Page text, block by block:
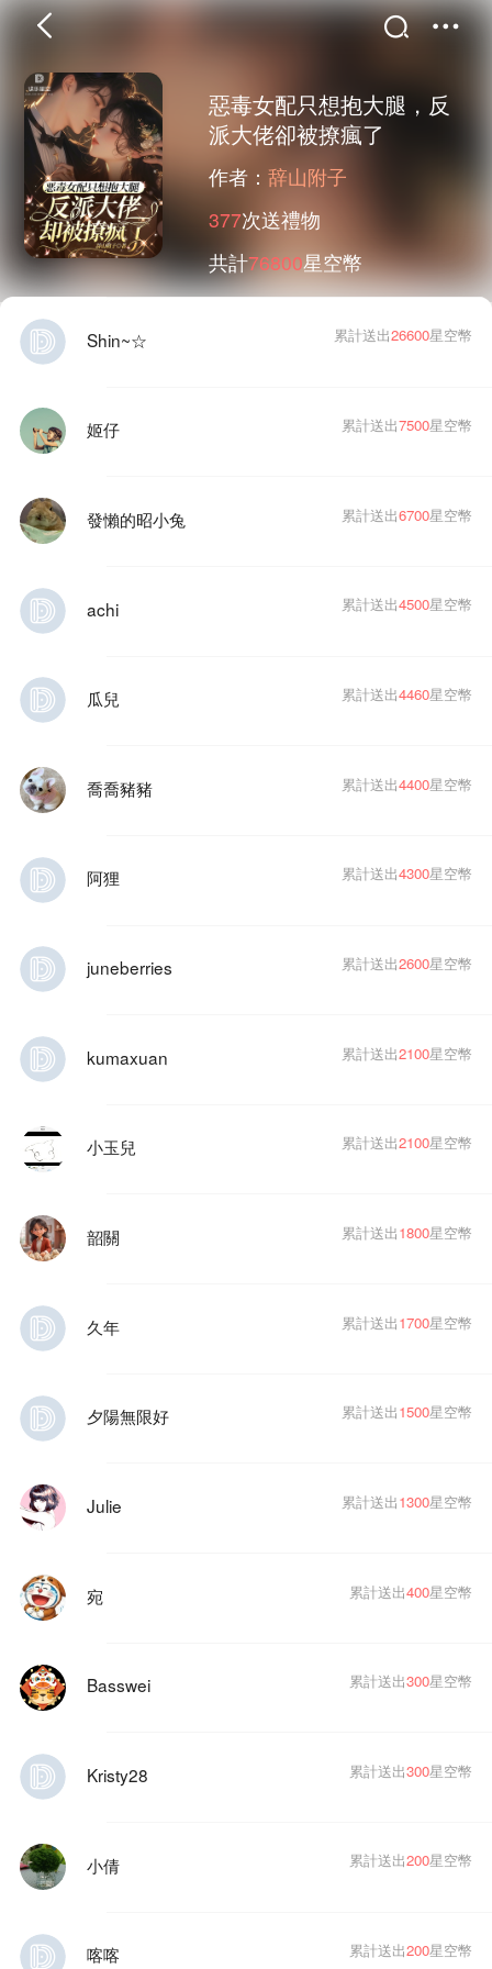
惡毒女配只想抱大腿，反
派大佬卻被撩瘋了
作者： 辞山附子
377次送禮物
共計76800星空幣
Shin~☆ 累計送出26600星空幣
姬仔 累計送出7500星空幣
發懶的昭小兔 累計送出6700星空幣
achi 累計送出4500星空幣
瓜兒 累計送出4460星空幣
喬喬豬豬 累計送出4400星空幣
阿狸 累計送出4300星空幣
juneberries 累計送出2600星空幣
kumaxuan 累計送出2100星空幣
小玉兒 累計送出2100星空幣
韶關 累計送出1800星空幣
久年 累計送出1700星空幣
夕陽無限好 累計送出1500星空幣
Julie 累計送出1300星空幣
宛 累計送出400星空幣
Basswei 累計送出300星空幣
Kristy28 累計送出300星空幣
小倩 累計送出200星空幣
喀喀 累計送出200星空幣
首頁 分類
完結 排行 書屋